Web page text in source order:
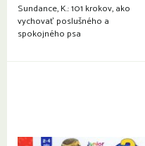
Sundance, K.: 101 krokov, ako
vychovať poslušného a
spokojného psa